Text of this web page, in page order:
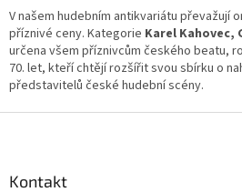
s
u
V našem hudebním antikvariátu převažují
příznivé ceny. Kategorie Karel Kahovec,
určena všem příznivcům českého beatu,
70. let, kteří chtějí rozšířit svou sbírku o
představitelů české hudební scény.
Kontakt